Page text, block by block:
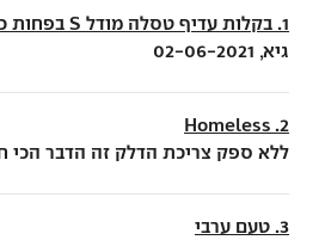
1. בקלות עדיף טסלה מודל S בפחות כסף
גיא, 02-06-2021
2. Homeless
ללא ספק צריכת הדלק זה הדבר הכי חשוב..., 02-
3. טעם ערבי